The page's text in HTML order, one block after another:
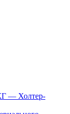
— Холтер-